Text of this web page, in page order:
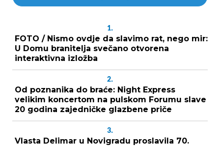
1.
FOTO / Nismo ovdje da slavimo rat, nego mir:
U Domu branitelja svečano otvorena
interaktivna izložba
2.
Od poznanika do braće: Night Express
velikim koncertom na pulskom Forumu slave
20 godina zajedničke glazbene priče
3.
Vlasta Delimar u Novigradu proslavila 70.